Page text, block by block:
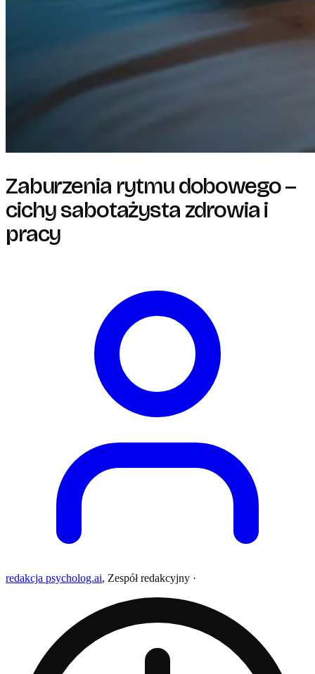
Zaburzenia rytmu dobowego –
cichy sabotażysta zdrowia i
pracy
redakcja psycholog.ai, Zespół redakcyjny ·